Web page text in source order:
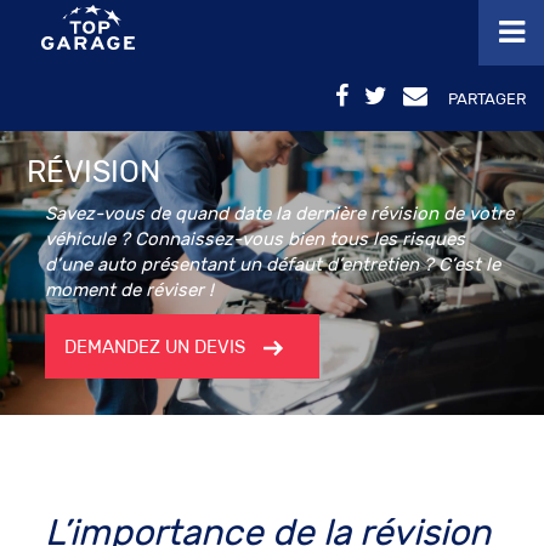
PARTAGER
RÉVISION
Savez-vous de quand date la dernière révision de votre
véhicule ? Connaissez-vous bien tous les risques
d’une auto présentant un défaut d’entretien ? C’est le
moment de réviser !
DEMANDEZ UN DEVIS
L’importance de la révision